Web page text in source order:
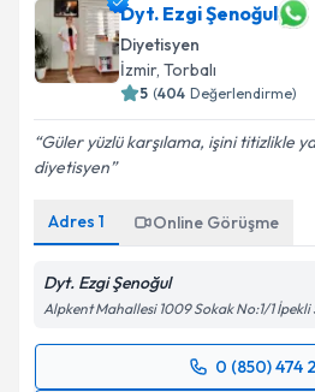
Dyt. Ezgi Şenoğul
Diyetisyen
İzmir, Torbalı
5 (404 Değerlendirme)
Güler yüzlü karşılama, işini titizlikle
diyetisyen
Adres 1 Online Görüşme
Dyt. Ezgi Şenoğul
Alpkent Mahallesi 1009 Sokak No:1/1 İpekli
0 (850) 474
Randevu Takvimi Talebi